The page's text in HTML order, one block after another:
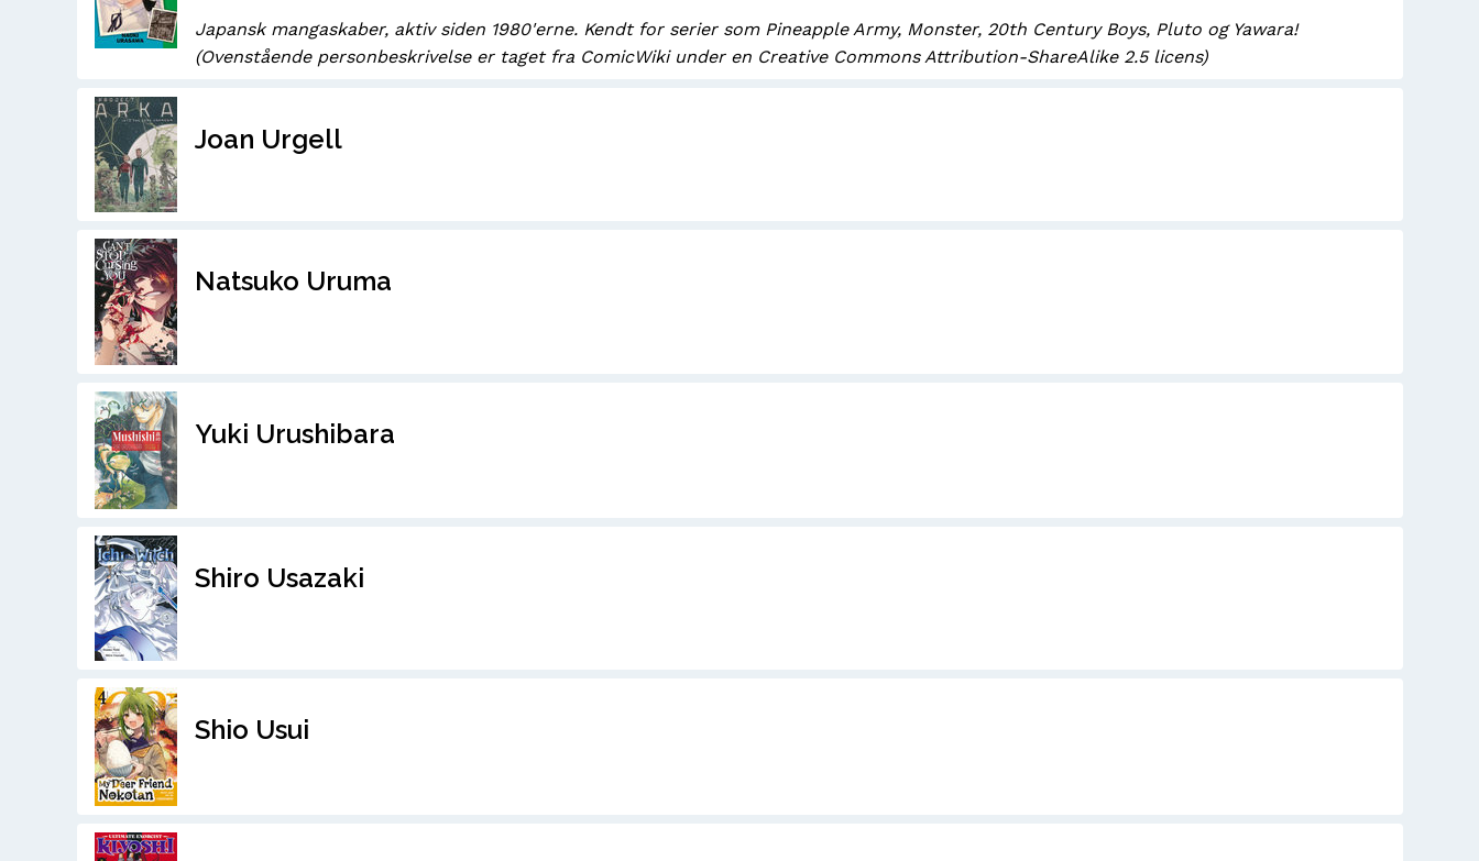
Japansk mangaskaber, aktiv siden 1980'erne. Kendt for serier som Pineapple Army, Monster, 20th Century Boys, Pluto og Yawara!
(Ovenstående personbeskrivelse er taget fra ComicWiki under en Creative Commons Attribution-ShareAlike 2.5 licens)
Joan Urgell
Natsuko Uruma
Yuki Urushibara
Shiro Usazaki
Shio Usui